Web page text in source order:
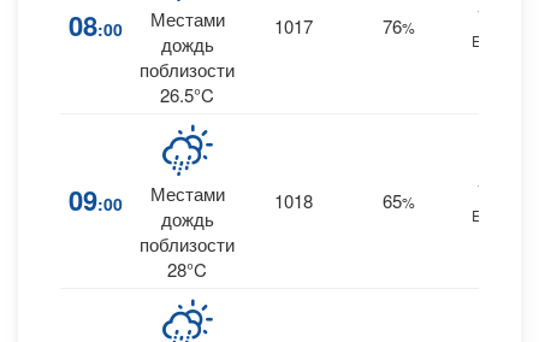
08:00
Местами
дождь
поблизости
26.5°C
1017 76%
16
ESE
09:00
Местами
дождь
поблизости
28°C
1018 65%
16
ESE